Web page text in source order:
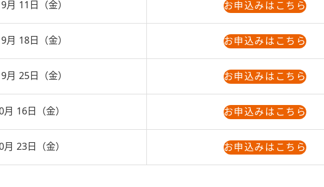
月 11日（金） お申込みはこちら
月 18日（金） お申込みはこちら
月 25日（金） お申込みはこちら
月 16日（金） お申込みはこちら
月 23日（金） お申込みはこちら